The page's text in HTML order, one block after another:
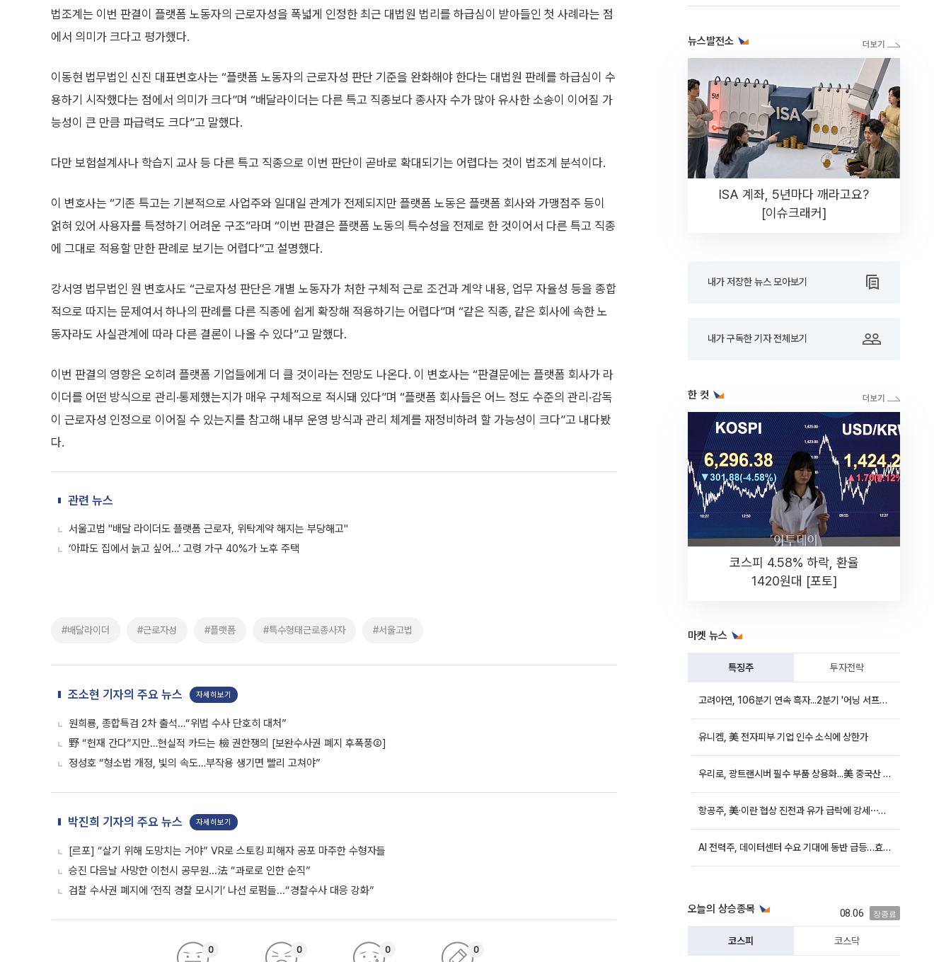
법조계는 이번 판결이 플랫폼 노동자의 근로자성을 폭넓게 인정한 최근 대법원 법리를 하급심이 받아들인 첫 사례라는 점
에서 의미가 크다고 평가했다.
이동현 법무법인 신진 대표변호사는 “플랫폼 노동자의 근로자성 판단 기준을 완화해야 한다는 대법원 판례를 하급심이 수
용하기 시작했다는 점에서 의미가 크다”며 “배달라이더는 다른 특고 직종보다 종사자 수가 많아 유사한 소송이 이어질 가
능성이 큰 만큼 파급력도 크다”고 말했다.
다만 보험설계사나 학습지 교사 등 다른 특고 직종으로 이번 판단이 곧바로 확대되기는 어렵다는 것이 법조계 분석이다.
이 변호사는 “기존 특고는 기본적으로 사업주와 일대일 관계가 전제되지만 플랫폼 노동은 플랫폼 회사와 가맹점주 등이
얽혀 있어 사용자를 특정하기 어려운 구조”라며 “이번 판결은 플랫폼 노동의 특수성을 전제로 한 것이어서 다른 특고 직종
에 그대로 적용할 만한 판례로 보기는 어렵다”고 설명했다.
강서영 법무법인 원 변호사도 “근로자성 판단은 개별 노동자가 처한 구체적 근로 조건과 계약 내용, 업무 자율성 등을 종합
적으로 따지는 문제여서 하나의 판례를 다른 직종에 쉽게 확장해 적용하기는 어렵다”며 “같은 직종, 같은 회사에 속한 노
동자라도 사실관계에 따라 다른 결론이 나올 수 있다”고 말했다.
이번 판결의 영향은 오히려 플랫폼 기업들에게 더 클 것이라는 전망도 나온다. 이 변호사는 “판결문에는 플랫폼 회사가 라
이더를 어떤 방식으로 관리·통제했는지가 매우 구체적으로 적시돼 있다”며 “플랫폼 회사들은 어느 정도 수준의 관리·감독
이 근로자성 인정으로 이어질 수 있는지를 참고해 내부 운영 방식과 관리 체계를 재정비하려 할 가능성이 크다”고 내다봤
다.
관련 뉴스
서울고법 "배달 라이더도 플랫폼 근로자, 위탁계약 해지는 부당해고"
‘아파도 집에서 늙고 싶어…’ 고령 가구 40%가 노후 주택
#배달라이더 #근로자성 #플랫폼 #특수형태근로종사자 #서울고법
조소현 기자의 주요 뉴스 자세히보기
원희룡, 종합특검 2차 출석…“위법 수사 단호히 대처”
野 “헌재 간다”지만…현실적 카드는 檢 권한쟁의 [보완수사권 폐지 후폭풍②]
정성호 “형소법 개정, 빛의 속도…부작용 생기면 빨리 고쳐야”
박진희 기자의 주요 뉴스 자세히보기
[르포] “살기 위해 도망치는 거야” VR로 스토킹 피해자 공포 마주한 수형자들
승진 다음날 사망한 이천시 공무원...法 “과로로 인한 순직”
검찰 수사권 폐지에 ‘전직 경찰 모시기’ 나선 로펌들...“경찰수사 대응 강화”
0 0 0 0
뉴스발전소
ISA 계좌, 5년마다 깨라고요?
[이슈크래커]
내가 저장한 뉴스 모아보기
내가 구독한 기자 전체보기
한 컷
코스피 4.58% 하락, 환율
1420원대 [포토]
마켓 뉴스
특징주 투자전략
고려아연, 106분기 연속 흑자...2분기 '어닝 서프라이즈'에 장 초반 12%대 강세
유니켐, 美 전자피부 기업 인수 소식에 상한가
우리로, 광트랜시버 필수 부품 상용화...美 중국산 퇴출 추진에 상승세
항공주, 美·이란 협상 진전과 유가 급락에 강세⋯한진칼 8%↑
AI 전력주, 데이터센터 수요 기대에 동반 급등…효성중공업 10%↑
오늘의 상승종목 08.06 장종료
코스피 코스닥